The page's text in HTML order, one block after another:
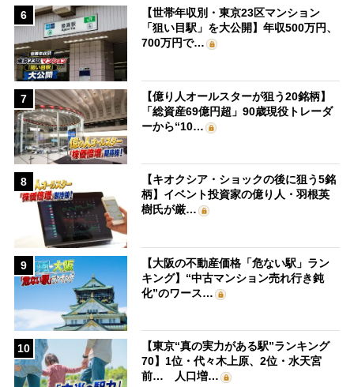
6
【世帯年収別・東京23区マンション
「狙い目駅」を大公開】年収500万円、
700万円で…
7
【億り人オールスターが狙う20銘柄】
「総資産69億円超」90歳現役トレーダ
ーから“10…
8
【キオクシア・ショックの後に狙う5銘
柄】イベント投資家の億り人・羽根英
樹氏が厳…
9
【大阪の不動産価格「危ない駅」ラン
キング】“中古マンション売れ行き鈍
化”のワース…
10
【東京“真の実力がある駅”ランキング
70】1位・代々木上原、2位・水天宮
前… 人口増…